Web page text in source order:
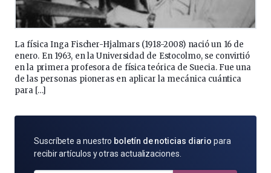
La física Inga Fischer-Hjalmars (1918-2008) nació un 16 de
enero. En 1963, en la Universidad de Estocolmo, se convirtió
en la primera profesora de física teórica de Suecia. Fue una
de las personas pioneras en aplicar la mecánica cuántica
para […]
SUSCRÍBETE
POR
Suscríbete a nuestro boletín de noticias diario para
recibir artículos y otras actualizaciones.